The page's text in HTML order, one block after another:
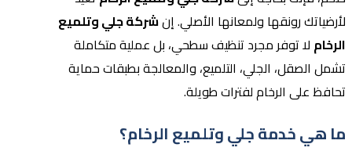
لأرضياتك رونقها ولمعانها الأصلي. إنشركة جلي وتلميع
الرخام لا توفر مجرد تنظيف سطحي، بل عملية متكاملة
تشمل الصقل، الجلي، التلميع، والمعالجة بطبقات حماية
تحافظ على الرخام لفترات طويلة.
ما هي خدمة جلي وتلميع الرخام؟